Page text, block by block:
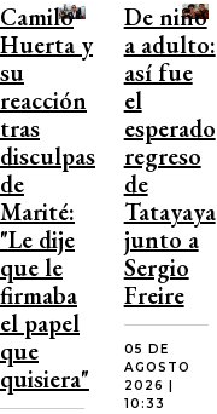
Camilo
Huerta y
su
reacción
tras
disculpas
de
Marité:
"Le dije
que le
firmaba
el papel
que
quisiera"
De niño
a adulto:
así fue
el
esperado
regreso
de
Tatayaya
junto a
Sergio
Freire
05 DE
AGOSTO
2026 |
10:33